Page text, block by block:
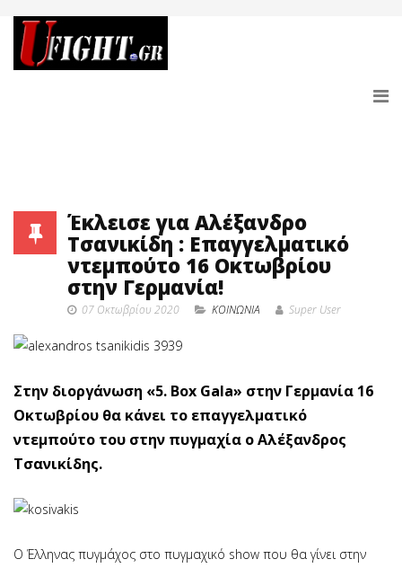
Έκλεισε για Αλέξανδρο
Τσανικίδη : Επαγγελματικό
ντεμπούτο 16 Οκτωβρίου
στην Γερμανία!
07 Οκτωβρίου 2020 ΚΟΙΝΩΝΙΑ Super User
Στην διοργάνωση «5. Box Gala» στην Γερμανία 16
Οκτωβρίου θα κάνει το επαγγελματικό
ντεμπούτο του στην πυγμαχία ο Αλέξανδρος
Τσανικίδης.
Ο Έλληνας πυγμάχος στο πυγμαχικό show που θα γίνει στην